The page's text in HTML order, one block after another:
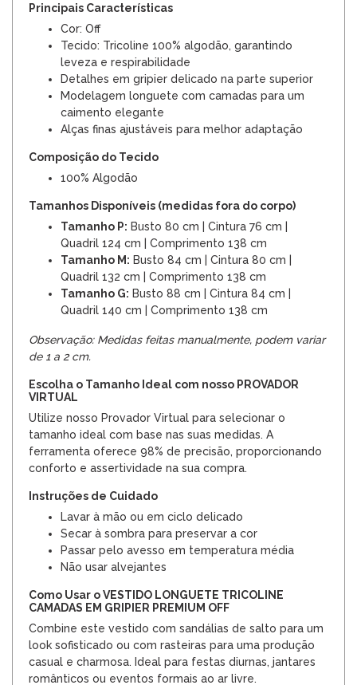
Principais Características
Cor: Off
Tecido: Tricoline 100% algodão, garantindo
leveza e respirabilidade
Detalhes em gripier delicado na parte superior
Modelagem longuete com camadas para um
caimento elegante
Alças finas ajustáveis para melhor adaptação
Composição do Tecido
100% Algodão
Tamanhos Disponíveis (medidas fora do corpo)
Tamanho P: Busto 80 cm | Cintura 76 cm |
Quadril 124 cm | Comprimento 138 cm
Tamanho M: Busto 84 cm | Cintura 80 cm |
Quadril 132 cm | Comprimento 138 cm
Tamanho G: Busto 88 cm | Cintura 84 cm |
Quadril 140 cm | Comprimento 138 cm
Observação: Medidas feitas manualmente, podem variar
de 1 a 2 cm.
Escolha o Tamanho Ideal com nosso PROVADOR
VIRTUAL
Utilize nosso Provador Virtual para selecionar o
tamanho ideal com base nas suas medidas. A
ferramenta oferece 98% de precisão, proporcionando
conforto e assertividade na sua compra.
Instruções de Cuidado
Lavar à mão ou em ciclo delicado
Secar à sombra para preservar a cor
Passar pelo avesso em temperatura média
Não usar alvejantes
Como Usar o VESTIDO LONGUETE TRICOLINE
CAMADAS EM GRIPIER PREMIUM OFF
Combine este vestido com sandálias de salto para um
look sofisticado ou com rasteiras para uma produção
casual e charmosa. Ideal para festas diurnas, jantares
românticos ou eventos formais ao ar livre.